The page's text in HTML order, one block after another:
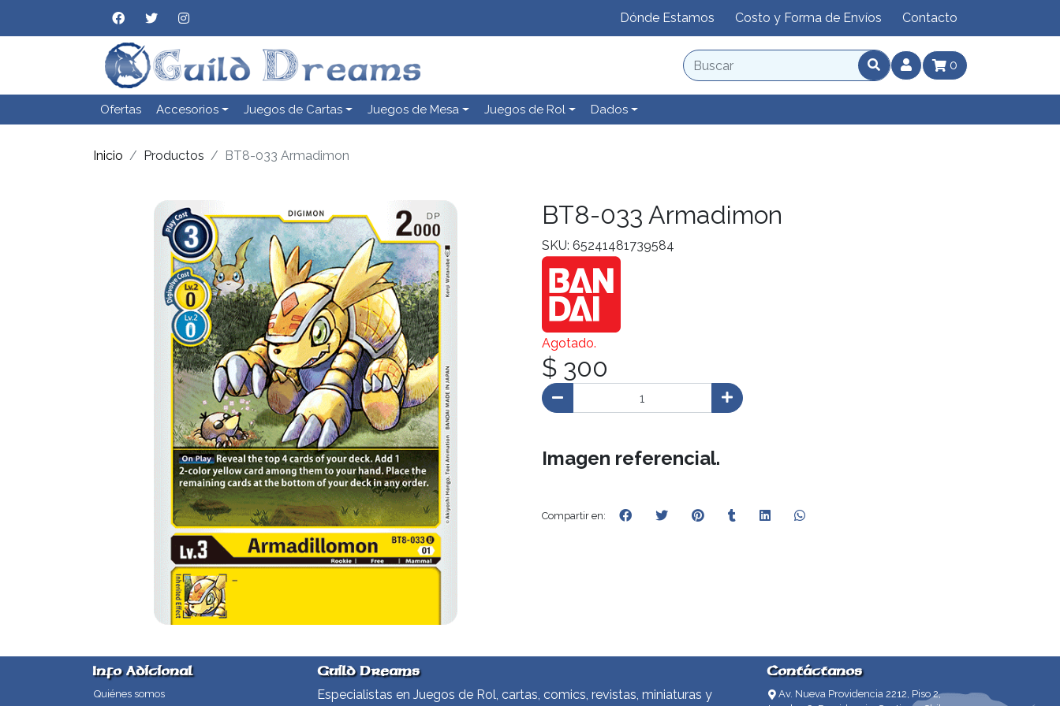
Dónde Estamos Costo y Forma de Envíos Contacto
0
Ofertas Accesorios Juegos de Cartas Juegos de Mesa Juegos de Rol Dados
Inicio Productos BT8-033 Armadimon
BT8-033 Armadimon
SKU: 65241481739584
Agotado.
$ 300
Imagen referencial.
Compartir en:
Info Adicional
Quiénes somos
Guild Dreams
Especialistas en Juegos de Rol, cartas, comics, revistas, miniaturas y
Contáctanos
Av. Nueva Providencia 2212, Piso 2,